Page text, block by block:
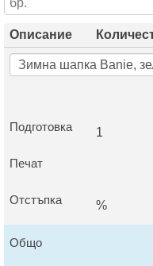
Описание
Подготовка
1
Печат
Отстъпка %
Общо